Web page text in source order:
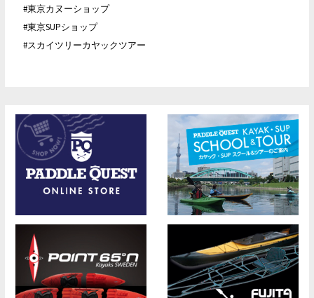
#東京カヌーショップ
#東京SUPショップ
#スカイツリーカヤックツアー